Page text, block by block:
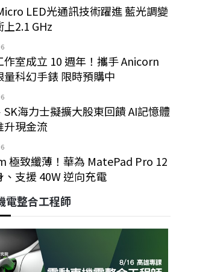
LED光通訊技術躍進 藍光調變
2.1 GHz
作室成立 10 週年！攜手 Anicorn
量科幻手錶 限時預購中
SK海力士擬擴大股東回饋 AI記憶體
升現金流
極致纖薄！華為 MatePad Pro 12
、支援 40W 逆向充電
電整合工程師